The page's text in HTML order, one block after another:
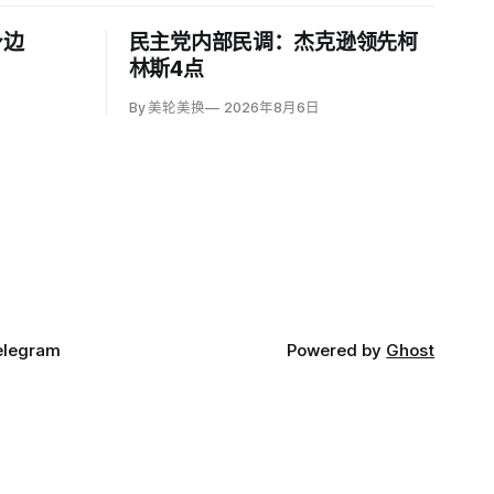
民主党内部民调：杰克逊领先柯
林斯4点
By 美轮美换 2026年8月6日
Powered by Ghost